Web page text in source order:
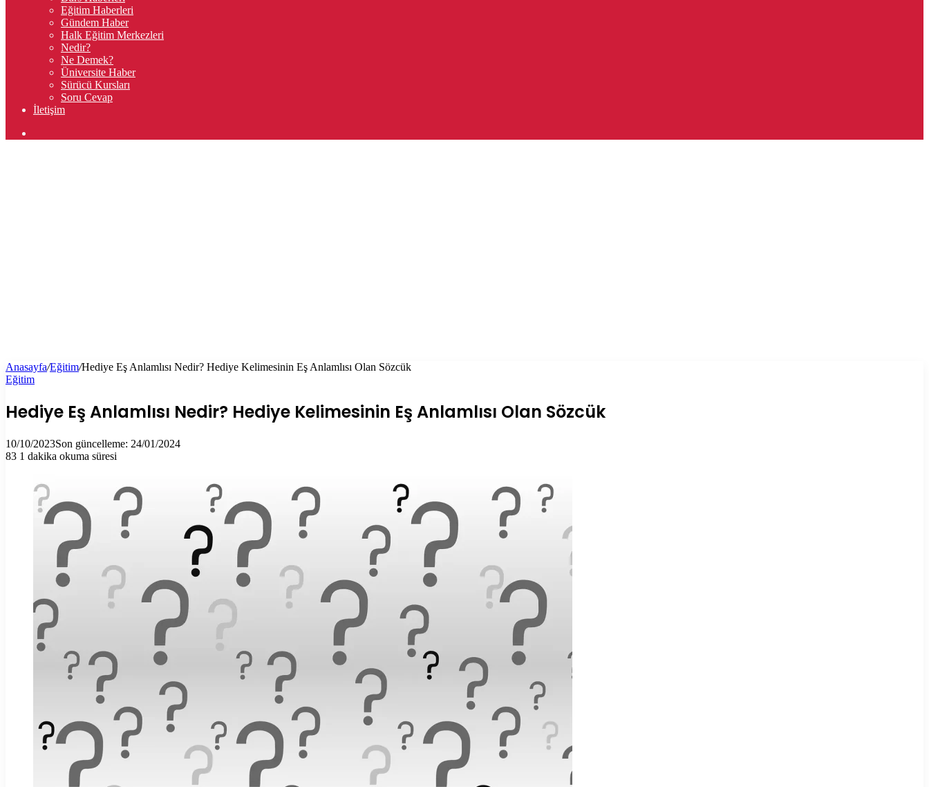
Eğitim Haberleri
Gündem Haber
Halk Eğitim Merkezleri
Nedir?
Ne Demek?
Üniversite Haber
Sürücü Kursları
Soru Cevap
İletişim
Anasayfa/Eğitim/Hediye Eş Anlamlısı Nedir? Hediye Kelimesinin Eş Anlamlısı Olan Sözcük
Eğitim
Hediye Eş Anlamlısı Nedir? Hediye Kelimesinin Eş Anlamlısı Olan Sözcük
10/10/2023Son güncelleme: 24/01/2024
83 1 dakika okuma süresi